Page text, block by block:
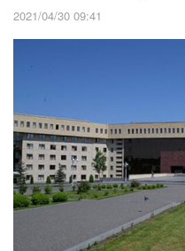
2021/04/30 09:41